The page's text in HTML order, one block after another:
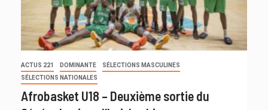
ACTUS 221 DOMINANTE
SÉLECTIONS MASCULINES
SÉLECTIONS NATIONALES
Afrobasket U18 – Deuxième sortie du